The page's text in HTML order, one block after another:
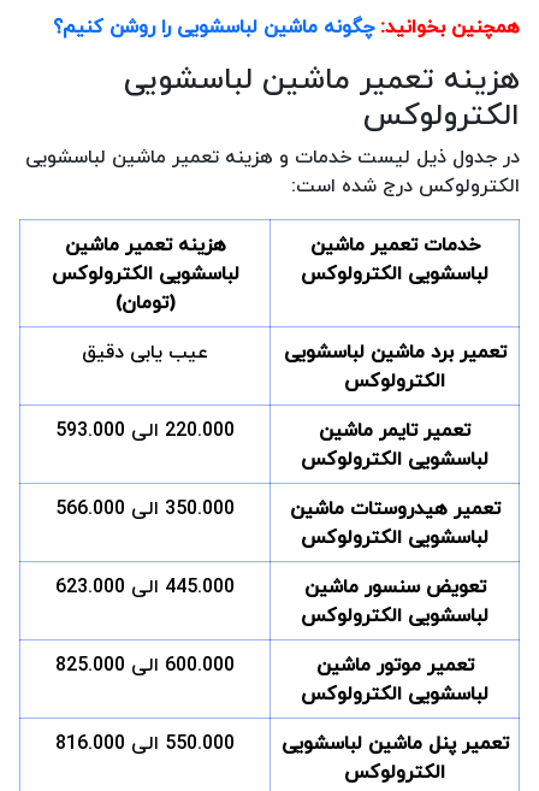
همچنین بخوانید:چگونه ماشین لباسشویی را روشن کنیم؟
هزینه تعمیر ماشین لباسشویی
الکترولوکس
در جدول ذیل لیست خدمات و هزینه تعمیر ماشین لباسشویی
الکترولوکس درج شده است:
خدمات تعمیر ماشین
لباسشویی الکترولوکس
هزینه تعمیر ماشین
لباسشویی الکترولوکس
(تومان)
تعمیر برد ماشین لباسشویی
الکترولوکس
عیب یابی دقیق
تعمیر تایمر ماشین
لباسشویی الکترولوکس
220.000 الی 593.000
تعمیر هیدروستات ماشین
لباسشویی الکترولوکس
350.000 الی 566.000
تعویض سنسور ماشین
لباسشویی الکترولوکس
445.000 الی 623.000
تعمیر موتور ماشین
لباسشویی الکترولوکس
600.000 الی 825.000
تعمیر پنل ماشین لباسشویی
الکترولوکس
550.000 الی 816.000